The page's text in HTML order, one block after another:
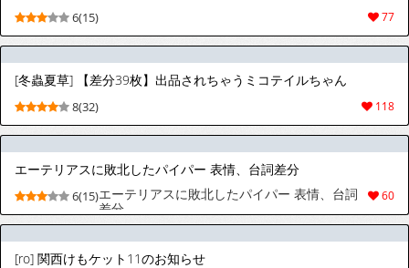
77
6(15)
[冬蟲夏草] 【差分39枚】出品されちゃうミコテイルちゃん
118
8(32)
エーテリアスに敗北したパイパー 表情、台詞差分
60
6(15)エーテリアスに敗北したパイパー 表情、台詞
差分
[ro] 関西けもケット11のお知らせ